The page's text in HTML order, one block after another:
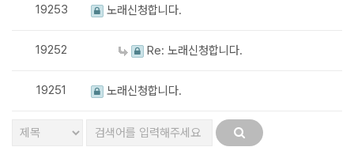
19253 노래신청합니다.
19252 Re: 노래신청합니다.
19251 노래신청합니다.